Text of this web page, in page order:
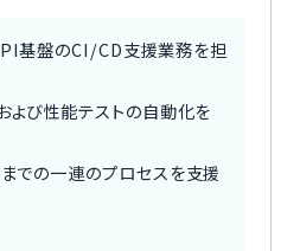
基盤のCI/CD支援業務を担
よび性能テストの自動化を
での一連のプロセスを支援